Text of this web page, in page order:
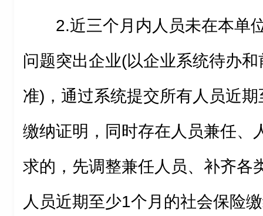
2.近三个月内人员未在本单
问题突出企业(以企业系统待办
准)，通过系统提交所有人员近
缴纳证明，同时存在人员兼任、
求的，先调整兼任人员、补齐各
人员近期至少1个月的社会保险